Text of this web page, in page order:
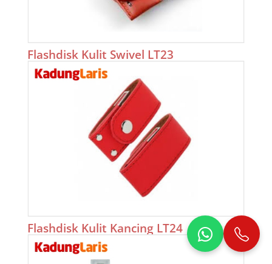
Flashdisk Kulit Swivel LT23
Flashdisk Kulit Kancing LT24